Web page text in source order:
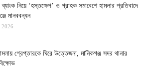
ব্যাংক নিয়ে ‘হস্তক্ষেপ’ ও গ্রাহক সমাবেশে হামলার প্রতিবাদে
মানববন্ধন
2026
গ্রেপ্তারকে ঘিরে উত্তেজনা, মানিকগঞ্জ সদর থানার